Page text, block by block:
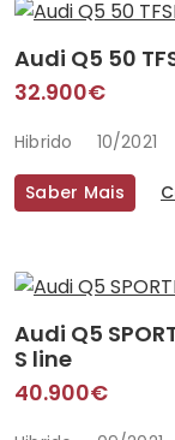
Audi Q5 50
32.900€
Hibrido 10/2021
Saber Mais
Audi Q5
S line
40.900€